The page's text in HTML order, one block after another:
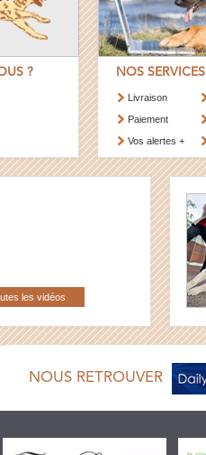
? NOS SERVICES
Livraison
Paiement
Vos alertes +
les vidéos
NOUS RETROUVER